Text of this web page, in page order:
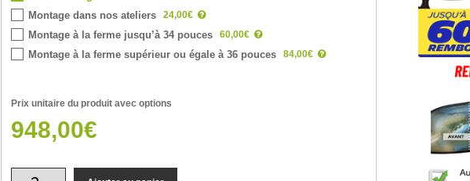
Montage dans nos ateliers 24,00€
Montage à la ferme jusqu’à 34 pouces 60,00€
Montage à la ferme supérieur ou égale à 36 pouces 84,00€
Prix unitaire du produit avec options
948,00€